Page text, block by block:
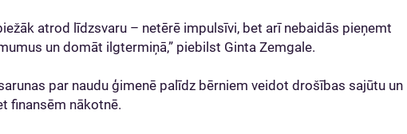
atrod līdzsvaru – netērē impulsīvi, bet arī nebaidās pieņemt
un domāt ilgtermiņā,” piebilst Ginta Zemgale.
par naudu ģimenē palīdz bērniem veidot drošības sajūtu un
finansēm nākotnē.